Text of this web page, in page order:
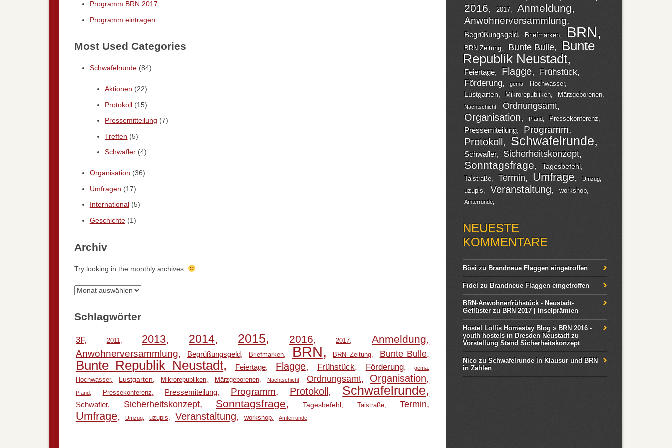
Programm BRN 2017
Programm eintragen
Most Used Categories
Schwafelrunde(84)
Aktionen (22)
Protokoll (15)
Pressemitteilung (7)
Treffen (5)
Schwafler (4)
Organisation (36)
Umfragen (17)
International(5)
Geschichte(1)
Archiv
Try looking in the monthly archives.
Archiv
Schlagwörter
3F 2011 2013 2014 2015 2016 2017 Anmeldung
Anwohnerversammlung Begrüßungsgeld Briefmarken BRN BRN Zeitung Bunte Bulle
Bunte Republik Neustadt Feiertage Flagge Frühstück Förderung gema
Hochwasser Lustgarten Mikrorepubliken Märzgeborenen Nachtschicht Ordnungsamt Organisation
Pfand Pressekonferenz Pressemiteilung Programm Protokoll Schwafelrunde
Schwafler Sicherheitskonzept Sonntagsfrage Tagesbefehl Talstraße Termin
Umfrage Umzug uzupis Veranstaltung workshop Ämterrunde
2016 2017 Anmeldung
Anwohnerversammlung
Begrüßungsgeld Briefmarken BRN
BRN Zeitung Bunte Bulle
Bunte
Republik Neustadt
Feiertage Flagge Frühstück
Förderung gema Hochwasser
Lustgarten Mikrorepubliken Märzgeborenen
Nachtschicht Ordnungsamt
Organisation Pfand Pressekonferenz
Pressemiteilung Programm
Protokoll Schwafelrunde
Schwafler Sicherheitskonzept
Sonntagsfrage Tagesbefehl
Talstraße Termin Umfrage Umzug
uzupis Veranstaltung workshop
Ämterrunde
NEUESTE
KOMMENTARE
Bösi zuBrandneue Flaggen eingetroffen
Fidel zuBrandneue Flaggen eingetroffen
BRN-Anwohnerfrühstück - Neustadt-
Geflüster zuBRN 2017 | Inselprämien
Hostel Lollis Homestay Blog » BRN 2016 -
youth hostels in Dresden Neustadtzu
Vorstellung Stand Sicherheitskonzept
Nico zuSchwafelrunde in Klausur und BRN
in Zahlen